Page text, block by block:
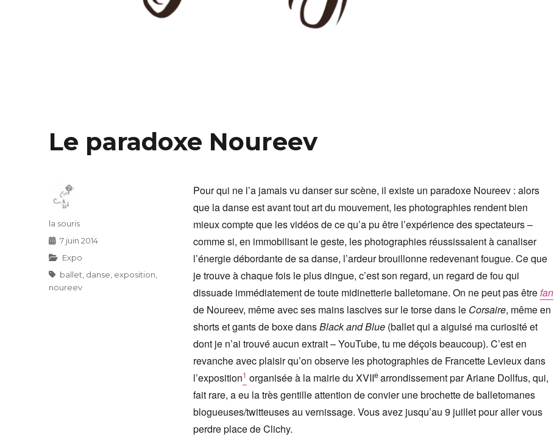
Le paradoxe Noureev
Pour qui ne l’a jamais vu danser sur scène, il existe un paradoxe Noureev : alors
que la danse est avant tout art du mouvement, les photographies rendent bien
mieux compte que les vidéos de ce qu’a pu être l’expérience des spectateurs –
comme si, en immobilisant le geste, les photographies réussissaient à canaliser
l’énergie débordante de sa danse, l’ardeur brouillonne redevenant fougue. Ce que
je trouve à chaque fois le plus dingue, c’est son regard, un regard de fou qui
dissuade immédiatement de toute midinetterie balletomane. On ne peut pas êtrefan
de Noureev, même avec ses mains lascives sur le torse dans le Corsaire, même en
shorts et gants de boxe dansBlack and Blue(ballet qui a aiguisé ma curiosité et
dont je n’ai trouvé aucun extrait – YouTube, tu me déçois beaucoup). C’est en
revanche avec plaisir qu’on observe les photographies de Francette Levieux dans
l’exposition1 organisée à la mairie du XVIIe arrondissement par Ariane Dollfus, qui,
fait rare, a eu la très gentille attention de convier une brochette de balletomanes
blogueuses/twitteuses au vernissage. Vous avez jusqu’au 9 juillet pour aller vous
perdre place de Clichy.
Auteur
la souris
Publié
le
7 juin 2014
Catégories
Expo
Étiquettes
ballet, danse, exposition,
noureev